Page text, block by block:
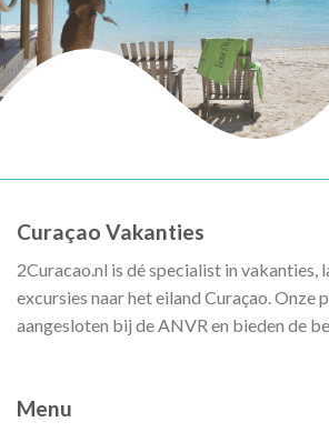
Curaçao Vakanties
2Curacao.nl is dé specialist in vakanties,
excursies naar het eiland Curaçao. Onze
aangesloten bij de ANVR en bieden de
Menu